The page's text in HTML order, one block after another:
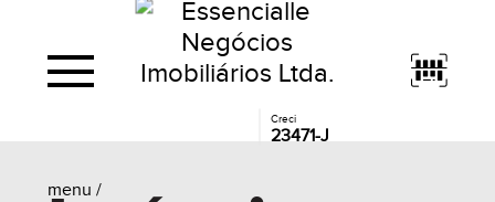
Creci
23471-J
menu /